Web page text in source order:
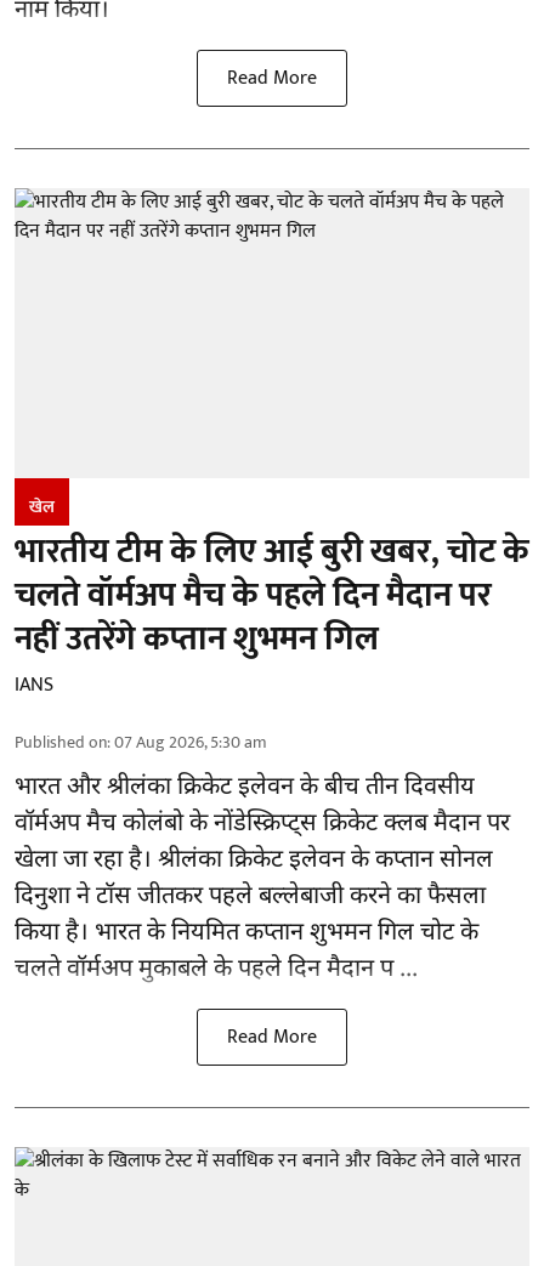
नाम किया।
Read More
खेल
भारतीय टीम के लिए आई बुरी खबर, चोट के
चलते वॉर्मअप मैच के पहले दिन मैदान पर
नहीं उतरेंगे कप्तान शुभमन गिल
IANS
Published on:07 Aug 2026, 5:30 am
भारत और श्रीलंका क्रिकेटइलेवन के बीच तीन दिवसीय
वॉर्मअप मैच कोलंबो के नोंडेस्क्रिप्ट्स क्रिकेट क्लब मैदान पर
खेला जा रहा है। श्रीलंका क्रिकेट इलेवन के कप्तान सोनल
दिनुशा ने टॉस जीतकर पहले बल्लेबाजी करने का फैसला
किया है। भारत के नियमित कप्तान शुभमन गिल चोट के
चलते वॉर्मअप मुकाबले के पहले दिन मैदान प ...
Read More